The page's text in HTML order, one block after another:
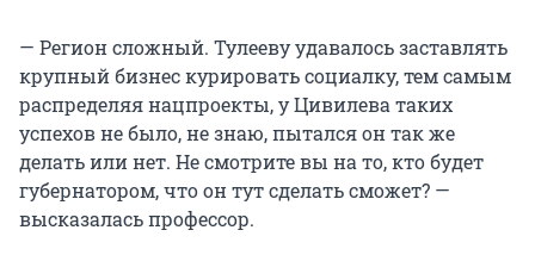
— Регион сложный. Тулееву удавалось заставлять
крупный бизнес курировать социалку, тем самым
распределяя нацпроекты, у Цивилева таких
успехов не было, не знаю, пытался он так же
делать или нет. Не смотрите вы на то, кто будет
губернатором, что он тут сделать сможет? —
высказалась профессор.